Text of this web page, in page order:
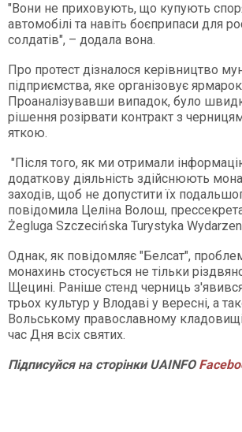
"Вони не приховують, що купують
автомобілі та навіть боєприпаси для
солдатів", – додала вона.
Про протест дізналося керівництво
підприємства, яке організовує
Проаналізувавши випадок, було
рішення розірвати контракт з
яткою.
"Після того, як ми отримали
додаткову діяльність здійснюють
заходів, щоб не допустити їх
повідомила Целіна Волош,
Żegluga Szczecińska Turystyka
Однак, як повідомляє "Белсат",
монахинь стосується не тільки
Щецині. Раніше стенд черниць
трьох культур у Влодаві у вересні, а
Вольському православному
час Дня всіх святих.
ПідписуйсянасторінкиUAINFO